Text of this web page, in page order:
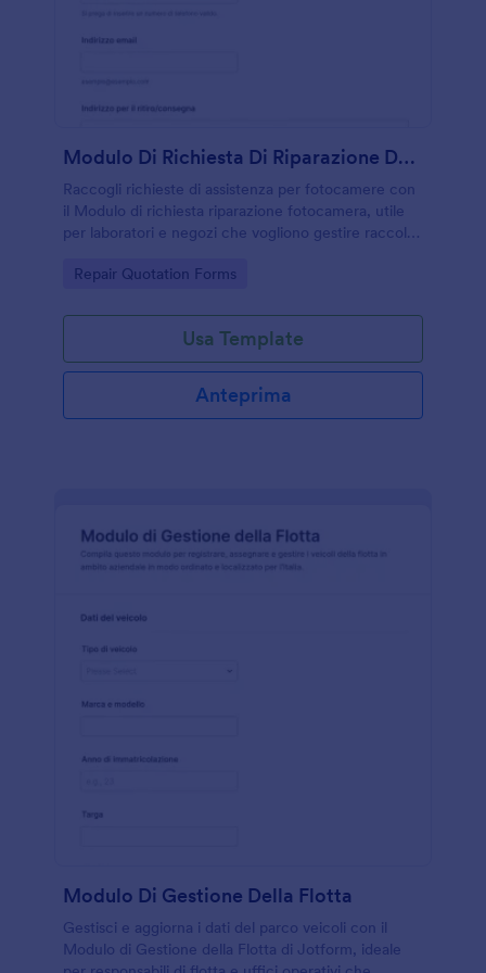
Modulo Di Richiesta Di Riparazione Della Fotocamera
Raccogli richieste di assistenza per fotocamere con
il Modulo di richiesta riparazione fotocamera, utile
per laboratori e negozi che vogliono gestire raccolta
consegna.
Go to Category:
Repair Quotation Forms
Usa Template
Anteprima
Modulo Di Gestione Della Flotta
Gestisci e aggiorna i dati del parco veicoli con il
Modulo di Gestione della Flotta di Jotform, ideale